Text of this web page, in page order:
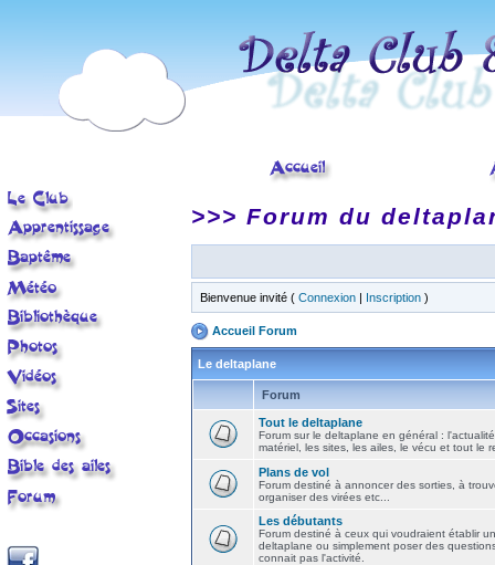
>>> Forum du
Bienvenue invité ( Connexion | Inscription )
Accueil Forum
Le deltaplane
Forum
Tout le deltaplane
Forum sur le deltaplane en général :
matériel, les sites, les ailes, le vécu et tout le
Plans de vol
Forum destiné à annoncer des sorties, à
organiser des virées etc...
Les débutants
Forum destiné à ceux qui voudraient établir
deltaplane ou simplement poser des
connait pas l'activité.